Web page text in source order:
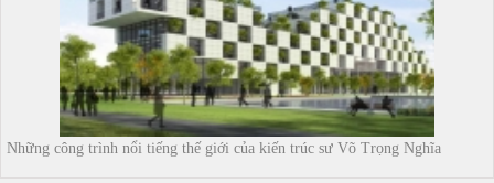
Những công trình nổi tiếng thế giới của kiến trúc sư Võ Trọng Nghĩa